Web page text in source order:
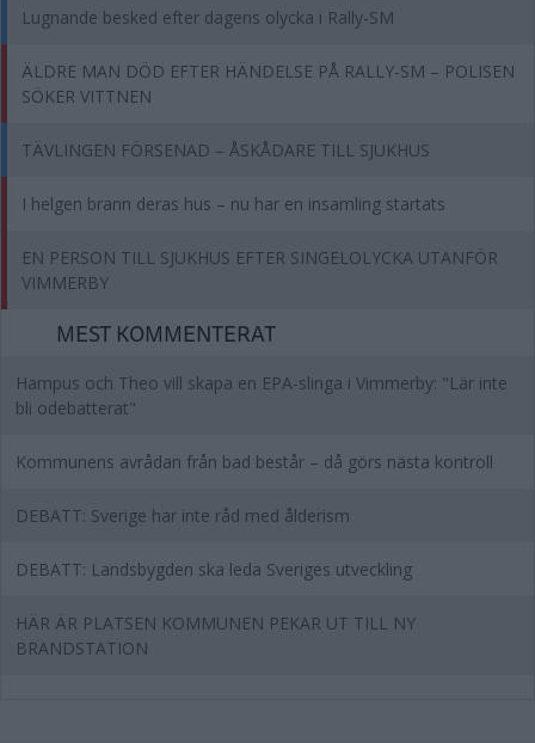
Lugnande besked efter dagens olycka i Rally-SM
ÄLDRE MAN DÖD EFTER HÄNDELSE PÅ RALLY-SM – POLISEN
SÖKER VITTNEN
TÄVLINGEN FÖRSENAD – ÅSKÅDARE TILL SJUKHUS
I helgen brann deras hus – nu har en insamling startats
EN PERSON TILL SJUKHUS EFTER SINGELOLYCKA UTANFÖR
VIMMERBY
MEST KOMMENTERAT
Hampus och Theo vill skapa en EPA-slinga i Vimmerby: "Lär inte
bli odebatterat"
Kommunens avrådan från bad består – då görs nästa kontroll
DEBATT: Sverige har inte råd med ålderism
DEBATT: Landsbygden ska leda Sveriges utveckling
HÄR ÄR PLATSEN KOMMUNEN PEKAR UT TILL NY
BRANDSTATION